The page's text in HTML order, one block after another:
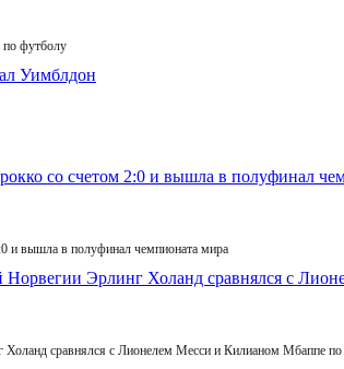
футболу
и вышла в полуфинал чемпионата мира
сравнялся с Лионелем Месси и Килианом Мбаппе по